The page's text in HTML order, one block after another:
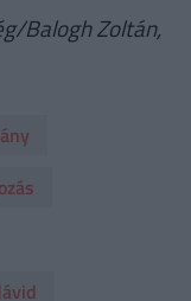
Balogh Zoltán,